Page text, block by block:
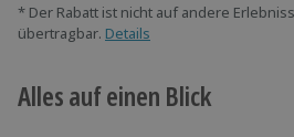
* Der Rabatt ist nicht auf andere
übertragbar. Details
Alles auf einen Blick